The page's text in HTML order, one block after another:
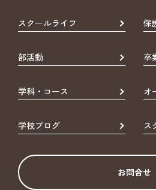
スクールライフ 保
部活動 卒
学科・コース オ
学校ブログ ス
お問合せ